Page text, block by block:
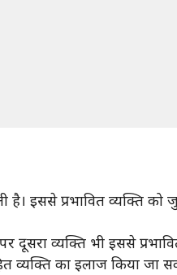
है। इससे प्रभावित
व्यक्ति भी इससे
व्यक्ति का इलाज किया जा